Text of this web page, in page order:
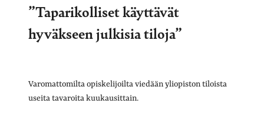
”Taparikolliset käyttävät
hyväkseen julkisia tiloja”
Varomattomilta opiskelijoilta viedään yliopiston tiloista
useita tavaroita kuukausittain.